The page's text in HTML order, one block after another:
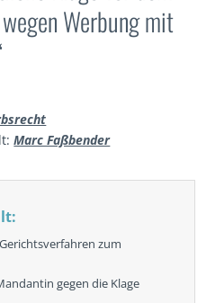
Werbung mit
Marc Faßbender
zum
gegen die Klage